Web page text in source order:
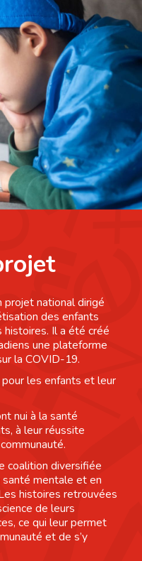
national dirigé
des enfants
histoires. Il a été créé
une plateforme
la COVID-19.
les enfants et leur
nui à la santé
à leur réussite
coalition diversifiée
santé mentale et en
histoires retrouvées
de leurs
ce qui leur permet
et de s’y